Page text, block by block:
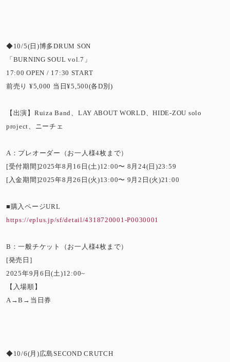
◆10/5(日)博多DRUM SON
「BURNING SOUL vol.7」
17:00 OPEN / 17:30 START
前売り ¥5,000 当日¥5,500(各D別)
【出演】Ruiza Band、LAY ABOUT WORLD、HIDE-ZOU solo
project、ニーチェ
A：プレオーダー（お一人様4枚まで）
[受付期間]2025年8月16日(土)12:00〜 8月24(日)23:59
[入金期間]2025年8月26日(火)13:00〜 9月2日(火)21:00
■購入ページURL
https://eplus.jp/sf/detail/4318720001-P0030001
B：一般チケット（お一人様4枚まで）
[発売日]
2025年9月6日(土)12:00~
【入場順】
A→B→当日券
◆10/6(月)広島SECOND CRUTCH